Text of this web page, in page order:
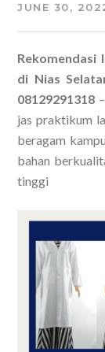
JUNE 30,
Rekomendasi
di Nias
08129291318
jas praktikum
beragam
bahan
tinggi